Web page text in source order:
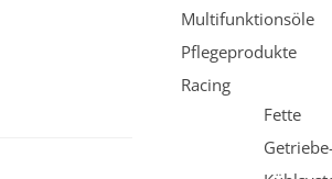
Multifunktionsöle
Pflegeprodukte
Racing
Fette